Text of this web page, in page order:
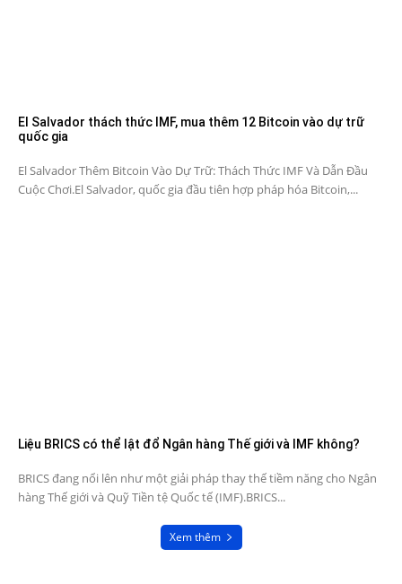
El Salvador thách thức IMF, mua thêm 12 Bitcoin vào dự trữ
quốc gia
El Salvador Thêm Bitcoin Vào Dự Trữ: Thách Thức IMF Và Dẫn Đầu
Cuộc Chơi.El Salvador, quốc gia đầu tiên hợp pháp hóa Bitcoin,...
Liệu BRICS có thể lật đổ Ngân hàng Thế giới và IMF không?
BRICS đang nổi lên như một giải pháp thay thế tiềm năng cho Ngân
hàng Thế giới và Quỹ Tiền tệ Quốc tế (IMF).BRICS...
Xem thêm